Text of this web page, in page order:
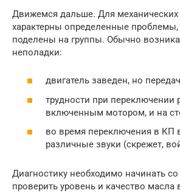
Движемся дальше. Для
характерны определенные
поделены на группы. Обычно
неполадки:
двигатель заведен, но
трудности при переключении
включенным мотором, и на
во время переключения в КП
различные звуки (скрежет,
Диагностику необходимо начинать
проверить уровень и качество масла